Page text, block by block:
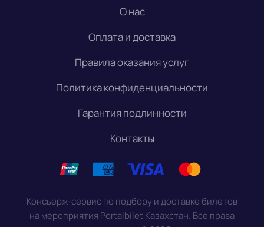
О нас
Оплата и доставка
Правила оказания услуг
Политика конфиденциальности
Гарантия подлинности
Контакты
Консьерж-сервис по подбору и доставке билетов
на мероприятия Portalbilet Казахстан. Все права